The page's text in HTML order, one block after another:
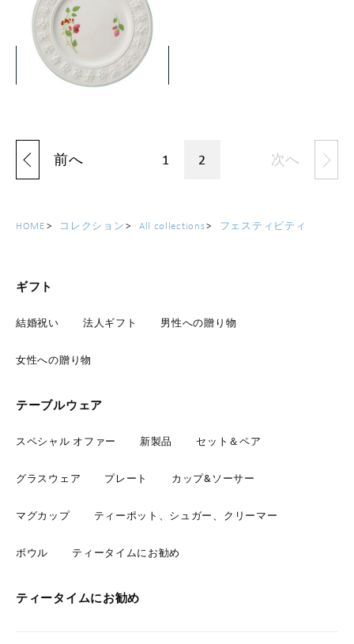
ー プレート 27cm
￥3,135 (税込)
詳細を見る
前へ 1 2 次へ
HOME コレクション All collections フェスティビティ
ギフト
結婚祝い 法人ギフト 男性への贈り物
女性への贈り物
テーブルウェア
スペシャル オファー 新製品 セット＆ペア
グラスウェア プレート カップ&ソーサー
マグカップ ティーポット、シュガー、クリーマー
ボウル ティータイムにお勧め
ティータイムにお勧め